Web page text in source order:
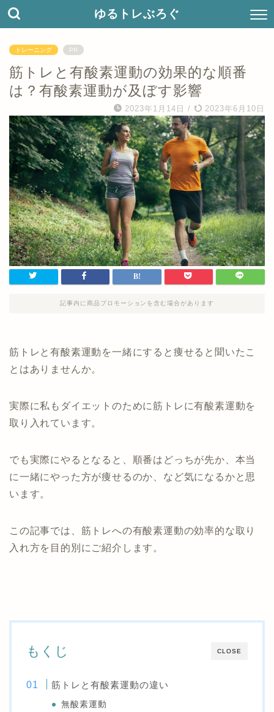
ゆるトレぶろぐ
トレーニング PR
筋トレと有酸素運動の効果的な順番
は？有酸素運動が及ぼす影響
2023年1月14日 / 2023年6月10日
記事内に商品プロモーションを含む場合があります
筋トレと有酸素運動を一緒にすると痩せると聞いたこ
とはありませんか。
実際に私もダイエットのために筋トレに有酸素運動を
取り入れています。
でも実際にやるとなると、順番はどっちが先か、本当
に一緒にやった方が痩せるのか、など気になるかと思
います。
この記事では、筋トレへの有酸素運動の効率的な取り
入れ方を目的別にご紹介します。
CLOSE
もくじ
筋トレと有酸素運動の違い
無酸素運動